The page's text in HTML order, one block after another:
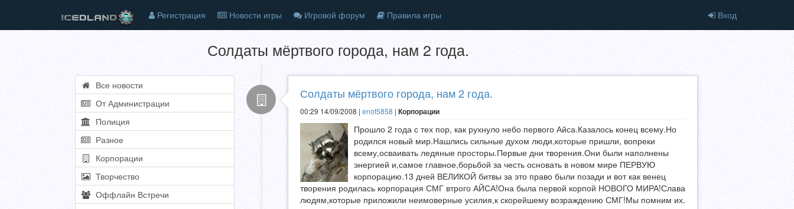
Регистрация Новости игры Игровой форум Правила игры Вход
Солдаты мёртвого города, нам 2 года.
Все новости
От Администрации
Полиция
Разное
Корпорации
Творчество
Оффлайн Встречи
Солдаты мёртвого города, нам 2 года.
00:29 14/09/2008 | enot5858 | Корпорации
Прошло 2 года с тех пор, как рухнуло небо первого Айса.Казалось конец всему.Но
родился новый мир.Нашлись сильные духом люди,которые пришли, вопреки
всему,осваивать ледяные просторы.Первые дни творения.Они были наполнены
энергией и,самое главное,борьбой за честь основать в новом мире ПЕРВУЮ
корпорацию.13 дней ВЕЛИКОЙ битвы за это право были позади и вот как венец
творения родилась корпорация СМГ втрого АЙСА!Она была первой корпой НОВОГО МИРА!Слава
людям,которые приложили неимоверные усилия,к скорейшему возраждению СМГ!Мы помним их.